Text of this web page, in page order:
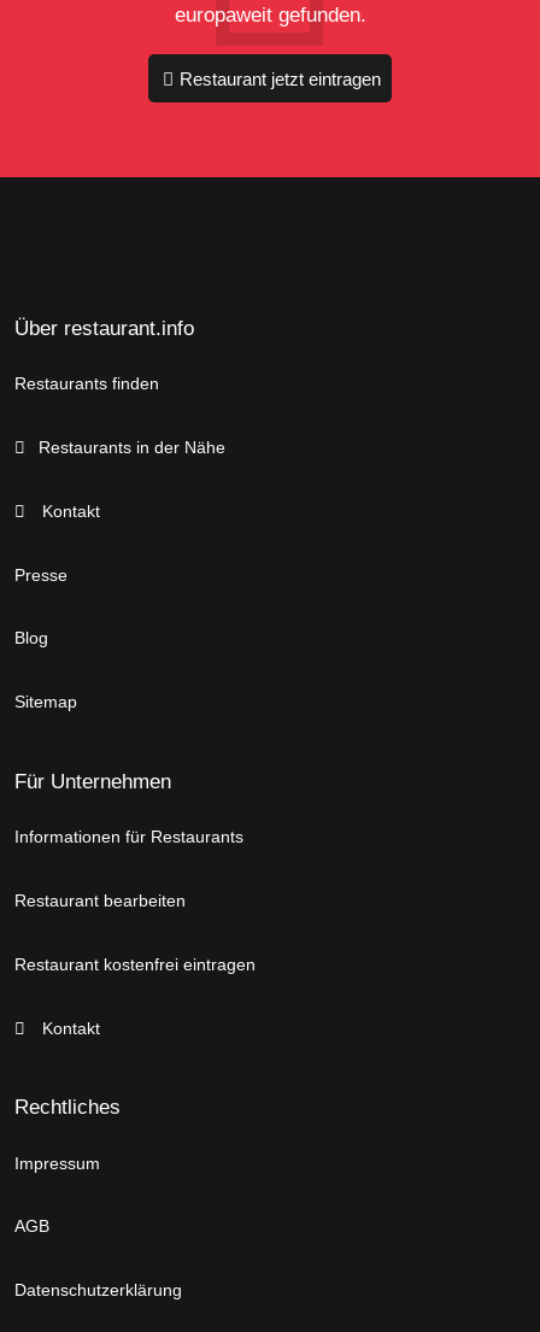
europaweit gefunden.
Restaurant jetzt eintragen
Über restaurant.info
Restaurants finden
Restaurants in der Nähe
Kontakt
Presse
Blog
Sitemap
Für Unternehmen
Informationen für Restaurants
Restaurant bearbeiten
Restaurant kostenfrei eintragen
Kontakt
Rechtliches
Impressum
AGB
Datenschutzerklärung